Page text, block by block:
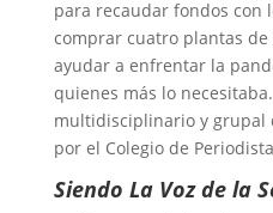
para recaudar fondos con
comprar cuatro plantas
ayudar a enfrentar la
quienes más lo
multidisciplinario y grupal
por el Colegio de
Siendo La Voz de la